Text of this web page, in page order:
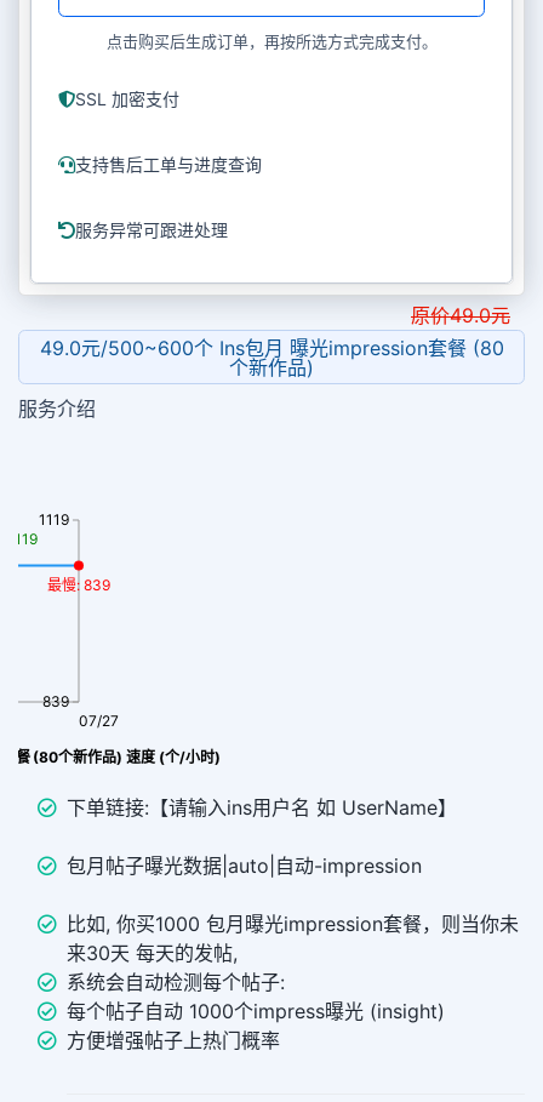
点击购买后生成订单，再按所选方式完成支付。
SSL 加密支付
支持售后工单与进度查询
服务异常可跟进处理
原价49.0元
49.0元/500~600个 Ins包月 曝光impression套餐 (80
个新作品)
服务介绍
餐 (80个新作品) 速度 (个/小时)
839
1119
07/27
最慢: 839
1119
下单链接:【请输入ins用户名 如 UserName】
包月帖子曝光数据|auto|自动-impression
比如, 你买1000 包月曝光impression套餐，则当你未
来30天 每天的发帖,
系统会自动检测每个帖子:
每个帖子自动 1000个impress曝光 (insight)
方便增强帖子上热门概率